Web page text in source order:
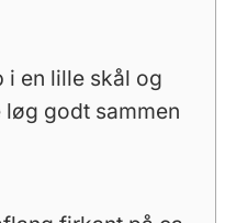
en lille skål og
godt sammen